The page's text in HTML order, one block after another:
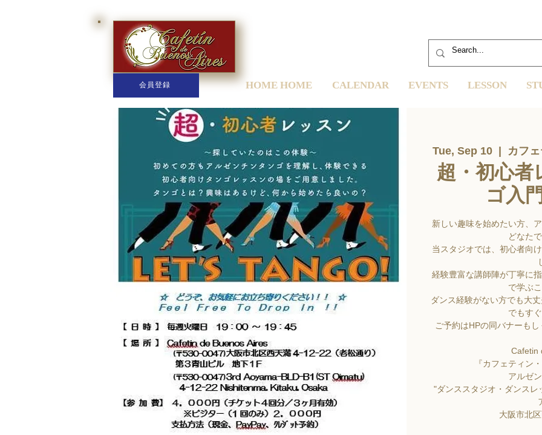
会員登録 HOME HOME CALENDAR EVENTS LESSON
Tue, Sep 10
  |
カフ
超・初心者
ゴ入
新しい趣味を始めたい方、
どなた
当スタジオでは、初心者向
経験豊富な講師陣が丁寧に
で学ぶ
ダンス経験がない方でも大
でもす
ご予約はHPの同バナーも
Cafetin
『カフェティン
アルゼ
"ダンススタジオ・ダンス
大阪市北